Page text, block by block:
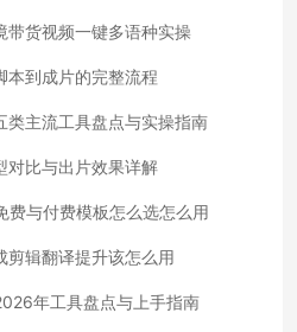
带货视频一键多语种实操
本到成片的完整流程
类主流工具盘点与实操指南
对比与出片效果详解
费与付费模板怎么选怎么用
剪辑翻译提升该怎么用
年工具盘点与上手指南